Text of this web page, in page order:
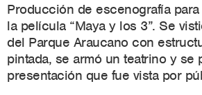
Producción de escenografía
la película “Maya y los 3”. Se
del Parque Araucano con
pintada, se armó un teatrino y se
presentación que fue vista por